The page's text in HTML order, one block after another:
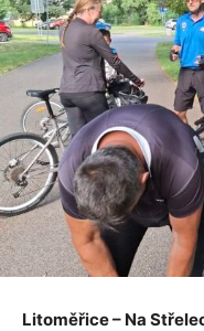
Litoměřice – Na